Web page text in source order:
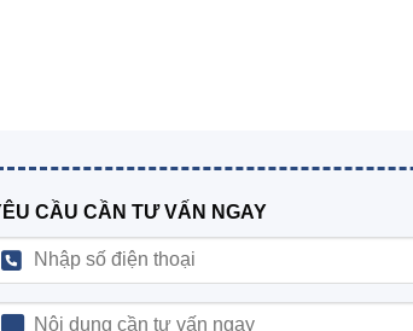
CẦU CẦN TƯ VẤN NGAY